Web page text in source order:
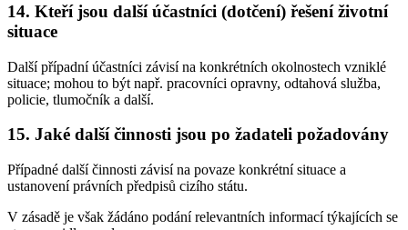
14. Kteří jsou další účastníci (dotčení) řešení životní
situace
Další případní účastníci závisí na konkrétních okolnostech vzniklé
situace; mohou to být např. pracovníci opravny, odtahová služba,
policie, tlumočník a další.
15. Jaké další činnosti jsou po žadateli požadovány
Případné další činnosti závisí na povaze konkrétní situace a
ustanovení právních předpisů cizího státu.
V zásadě je však žádáno podání relevantních informací týkajících se